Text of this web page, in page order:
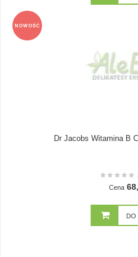
NOWOŚĆ
Dr Jacobs Witamina B
Cena
DO